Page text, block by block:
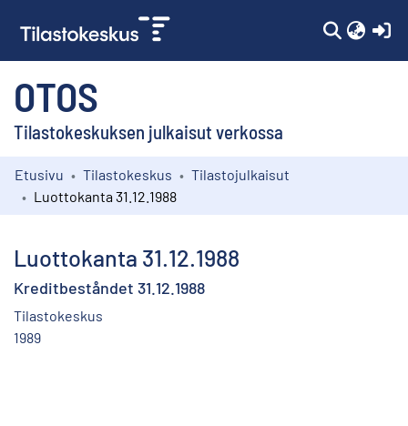
OTOS
Tilastokeskuksen julkaisut verkossa
Kokoelmat
Etusivu Tilastokeskus
Tilastojulkaisut
Luottokanta 31.12.1988
Luottokanta 31.12.1988
Kreditbeståndet 31.12.1988
Tilastokeskus
1989